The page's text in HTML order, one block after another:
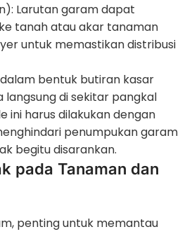
Larutan garam dapat
tanah atau akar tanaman
untuk memastikan distribusi
bentuk butiran kasar
di sekitar pangkal
ini harus dilakukan dengan
penumpukan garam
begitu disarankan.
pada Tanaman dan
penting untuk memantau